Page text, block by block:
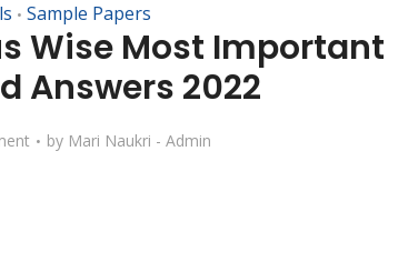
• Sample Papers
Wise Most Important
Answers 2022
by Mari Naukri - Admin